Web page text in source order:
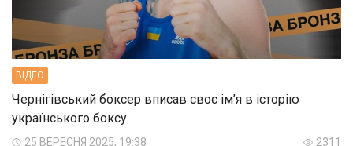
ВIДЕО
Чернігівський боксер вписав своє ім’я в історію
українського боксу
25 ВЕРЕСНЯ 2025, 19:38 2311